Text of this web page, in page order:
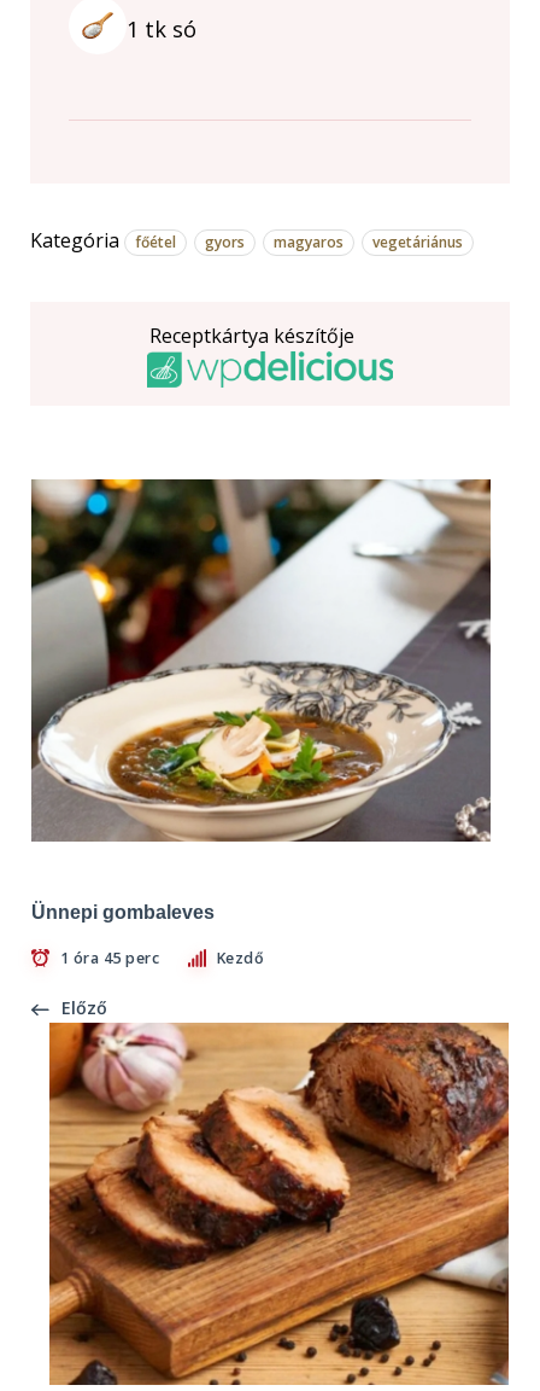
1 tk só
Kategória főétel gyors magyaros vegetáriánus
Receptkártya készítője
Ünnepi gombaleves
1 óra 45 perc Kezdő
Előző